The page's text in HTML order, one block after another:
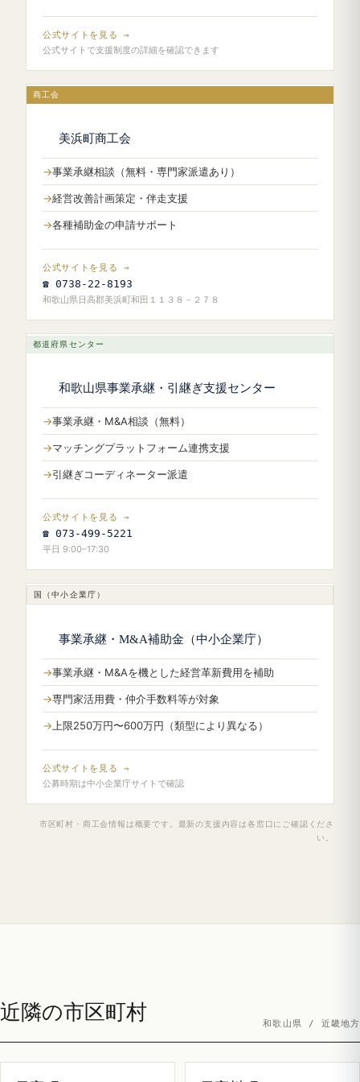
公式サイトを見る →
公式サイトで支援制度の詳細を確認できます
商工会
美浜町商工会
事業承継相談（無料・専門家派遣あり）
経営改善計画策定・伴走支援
各種補助金の申請サポート
公式サイトを見る →
☎ 0738-22-8193
和歌山県日高郡美浜町和田１１３８－２７８
都道府県センター
和歌山県事業承継・引継ぎ支援センター
事業承継・M&A相談（無料）
マッチングプラットフォーム連携支援
引継ぎコーディネーター派遣
公式サイトを見る →
☎ 073-499-5221
平日 9:00–17:30
国（中小企業庁）
事業承継・M&A補助金（中小企業庁）
事業承継・M&Aを機とした経営革新費用を補助
専門家活用費・仲介手数料等が対象
上限250万円〜600万円（類型により異なる）
公式サイトを見る →
公募時期は中小企業庁サイトで確認
市区町村・商工会情報は概要です。最新の支援内容は各窓口にご確認くださ
い。
近隣の市区町村 和歌山県 / 近畿地方